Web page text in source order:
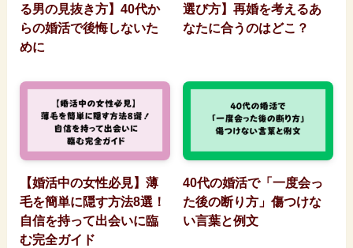
る男の見抜き方】40代か
らの婚活で後悔しないた
めに
選び方】再婚を考えるあ
なたに合うのはどこ？
【婚活中の女性必見】薄
毛を簡単に隠す方法8選！
自信を持って出会いに臨
む完全ガイド
40代の婚活で「一度会っ
た後の断り方」傷つけな
い言葉と例文